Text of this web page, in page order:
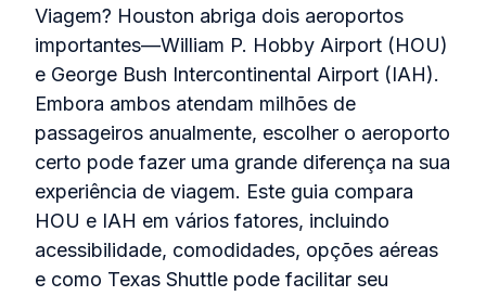
Viagem? Houston abriga dois aeroportos
importantes—William P. Hobby Airport (HOU)
e George Bush Intercontinental Airport (IAH).
Embora ambos atendam milhões de
passageiros anualmente, escolher o aeroporto
certo pode fazer uma grande diferença na sua
experiência de viagem. Este guia compara
HOU e IAH em vários fatores, incluindo
acessibilidade, comodidades, opções aéreas
e como Texas Shuttle pode facilitar seu